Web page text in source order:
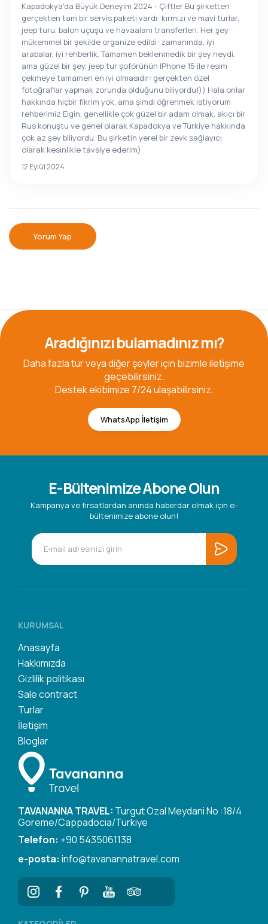
Kapadokya'da Büyük Deneyim 2024 - Çiftler Bu şirketten
gerçekten tam bir servis paketi vardı: kırmızı ve mavi turlar,
jeep turu, balon uçuşu ve havaalanı transferleri. Her şey
mükemmel bir şekilde organize edildi: zamanında, iyi
arabalar, iyi rehberlik. Tamamen beklenmedik bir şey neydi,
ama güzel bir şey, jeep tur şoförünün IPhone 15 ile resim
çekmeye tamamen en iyi olmasıdır: gerçekten özel
fotoğraflar yapmak zorunda olduğunu biliyordu!)) Hala onlar
hakkında hiçbir fikrim yok, ama şimdi öğrenmek istiyorum
rehberimiz Eigin, genellikle çok güzel bir adam olmak, akıcı bir
Rus konuştu ve genel olarak Kapadokya ve Türkiye hakkında
çok az şey biliyordu. Bu şirketin yerel bir zevk sağlayıcı
olarak kesinlikle tavsiye ederim)
12 Eylül 2024
Yorum Yap
Aradığınızı bulamadınız mı?
Daha fazla tur veya diğer şeyler için bizimle iletişime
geçebilirsiniz.
Destek ekibimize 7/24 ulaşabilirsiniz.
WhatsApp İletişim
E-Bültenimize Abone Olun
Kampanya ve fırsatlardan anında haberdar olmak için e-
bültenimize abone olun!
KURUMSAL
Anasayfa
Hakkımızda
Gizlilik politikası
Sale contract
Turlar
İletişim
Bloglar
TAVANANNA TRAVEL: Turgut Ozal Meydani No :18/4
Goreme/Cappadocia/Turkiye
Telefon: +90 5435061138
e-posta: info@tavanannatravel.com